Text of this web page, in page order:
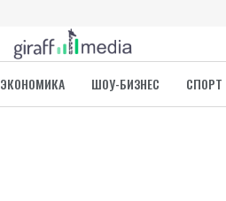
ЭКОНОМИКА ШОУ-БИЗНЕС СПОРТ